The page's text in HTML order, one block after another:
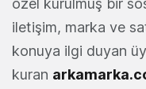
özel kurulmuş bir
iletişim, marka ve
konuya ilgi duyan
kuran